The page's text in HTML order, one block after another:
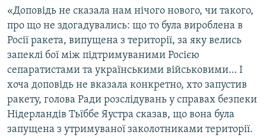
«Доповідь не сказала нам нічого нового, чи такого,
про що не здогадувались: що то була вироблена в
Росії ракета, випущена з території, за яку велись
запеклі бої між підтримуваними Росією
сепаратистами та українськими військовими… І
хоча доповідь не вказала конкретно, хто запустив
ракету, голова Ради розслідувань у справах безпеки
Нідерландів Тьїббе Яустра сказав, що вона була
запущена з утримуваної заколотниками території.